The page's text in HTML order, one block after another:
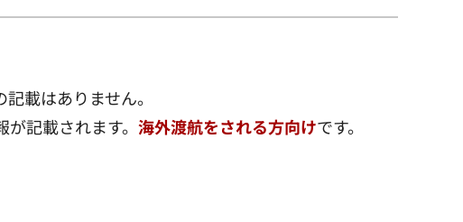
載はありません。
が記載されます。海外渡航をされる方向けです。